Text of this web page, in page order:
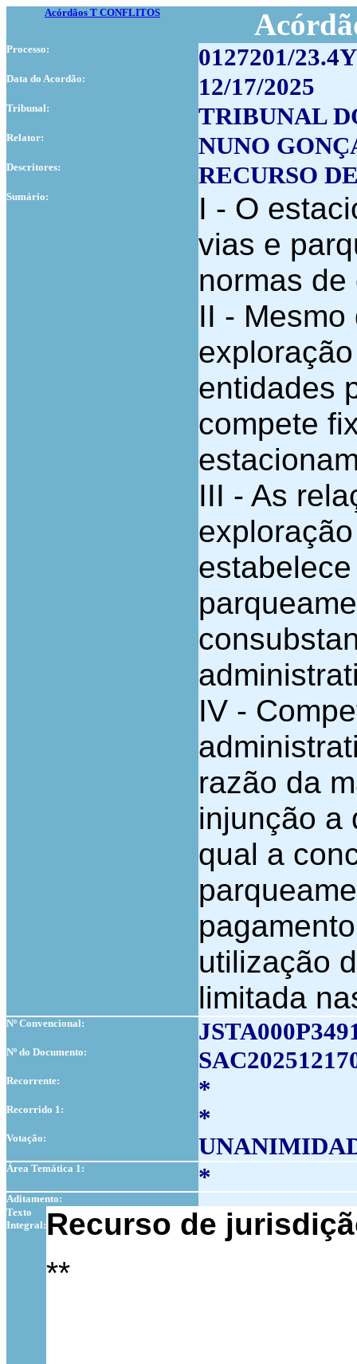
Acórdãos T CONFLITOS
Processo: 0127201/
Data do Acordão: 12/17/2025
Tribunal: TRIBUNAL
Relator: NUNO
Descritores: RECURSO
Sumário:
I - O
vias e
normas
II -
entidades
compete
III - As
IV -
razão da
injunção a
qual a
utilização
limitada
Nº Convencional:
Nº do Documento:
Recorrente: *
Recorrido 1: *
Votação:
Área Temática 1: *
Aditamento:
Texto
Integral: Recurso de
**